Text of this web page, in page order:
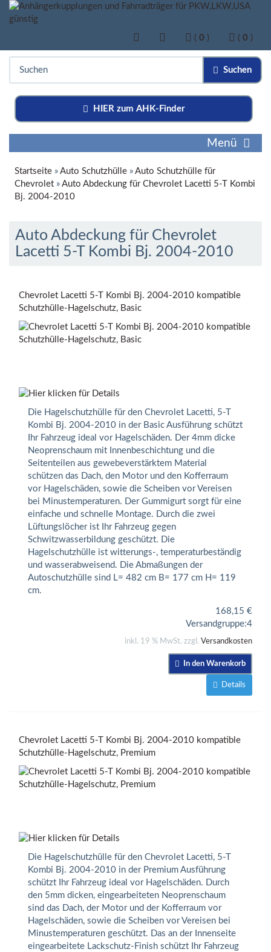
( 0 ) ( 0 )
Suchen
HIER zum AHK-Finder
Menü
Startseite » Auto Schutzhülle » Auto Schutzhülle für
Chevrolet » Auto Abdeckung für Chevrolet Lacetti 5-T Kombi
Bj. 2004-2010
Auto Abdeckung für Chevrolet
Lacetti 5-T Kombi Bj. 2004-2010
Chevrolet Lacetti 5-T Kombi Bj. 2004-2010 kompatible
Schutzhülle-Hagelschutz, Basic
Die Hagelschutzhülle für den Chevrolet Lacetti, 5-T
Kombi Bj. 2004-2010 in der Basic Ausführung schützt
Ihr Fahrzeug ideal vor Hagelschäden. Der 4mm dicke
Neoprenschaum mit Innenbeschichtung und die
Seitenteilen aus gewebeverstärktem Material
schützen das Dach, den Motor und den Kofferraum
vor Hagelschäden, sowie die Scheiben vor Vereisen
bei Minustemperaturen. Der Gummigurt sorgt für eine
einfache und schnelle Montage. Durch die zwei
Lüftungslöcher ist Ihr Fahrzeug gegen
Schwitzwasserbildung geschützt. Die
Hagelschutzhülle ist witterungs-, temperaturbeständig
und wasserabweisend. Die Abmaßungen der
Autoschutzhülle sind L= 482 cm B= 177 cm H= 119
cm.
168,15 €
Versandgruppe:4
inkl. 19 % MwSt. zzgl. Versandkosten
In den Warenkorb
Details
Chevrolet Lacetti 5-T Kombi Bj. 2004-2010 kompatible
Schutzhülle-Hagelschutz, Premium
Die Hagelschutzhülle für den Chevrolet Lacetti, 5-T
Kombi Bj. 2004-2010 in der Premium Ausführung
schützt Ihr Fahrzeug ideal vor Hagelschäden. Durch
den 5mm dicken, eingearbeiteten Neoprenschaum
sind das Dach, der Motor und der Kofferraum vor
Hagelschäden, sowie die Scheiben vor Vereisen bei
Minustemperaturen geschützt. Das an der Innenseite
eingearbeitete Lackschutz-Finish schützt Ihr Fahrzeug